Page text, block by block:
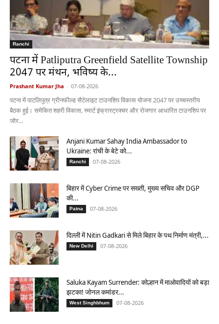
Ranchi
पटना में Patliputra Greenfield Satellite Township
2047 पर मंथन, भविष्य के...
Prashant Kumar Jha - 07-08-2026
पटना में पाटलिपुत्र ग्रीनफील्ड सैटेलाइट टाउनशिप विकास योजना 2047 पर उच्चस्तरीय
बैठक हुई। समेकित शहरी विकास, स्मार्ट इंफ्रास्ट्रक्चर और रोजगार आधारित टाउनशिप पर
जोर...
Anjani Kumar Sahay India Ambassador to
Ukraine: रांची के बेटे को...
Ranchi 07-08-2026
बिहार में Cyber Crime पर सख्ती, मुख्य सचिव और DGP
की...
Patna 07-08-2026
दिल्ली में Nitin Gadkari से मिले बिहार के पथ निर्माण मंत्री,...
New Delhi 07-08-2026
Saluka Kayam Surrender: कोल्हान में माओवादियों को बड़ा
झटका! जोनल कमांडर...
West Singhbhum 07-08-2026